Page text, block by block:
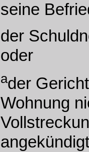
seine
der
oder
ader
Wohnung